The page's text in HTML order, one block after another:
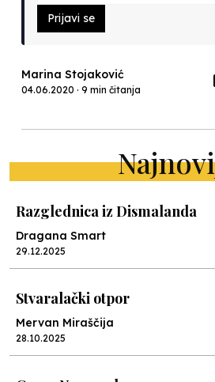
Prijavi se
Marina Stojaković
04.06.2020 · 9 min čitanja
Razglednica iz Dismalanda
Dragana Smart
29.12.2025
Stvaralački otpor
Mervan Miraščija
28.10.2025